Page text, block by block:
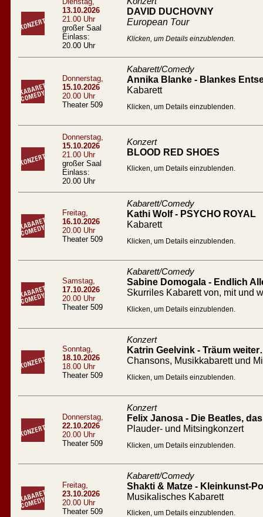
13.10.2026
21.00 Uhr
großer Saal
Einlass:
20.00 Uhr
DAVID DUCHOVNY
European Tour
Klicken, um Details einzublenden.
Donnerstag,
15.10.2026
20.00 Uhr
Theater 509
Kabarett/Comedy
Annika Blanke - Blankes
Kabarett
Klicken, um Details einzublenden.
Donnerstag,
15.10.2026
21.00 Uhr
großer Saal
Einlass:
20.00 Uhr
Konzert
BLOOD RED SHOES
Klicken, um Details einzublenden.
Freitag,
16.10.2026
20.00 Uhr
Theater 509
Kabarett/Comedy
Kathi Wolf - PSYCHO ROYAL
Kabarett
Klicken, um Details einzublenden.
Samstag,
17.10.2026
20.00 Uhr
Theater 509
Kabarett/Comedy
Sabine Domogala - Endlich
Skurriles Kabarett von, mit und
Klicken, um Details einzublenden.
Sonntag,
18.10.2026
18.00 Uhr
Theater 509
Konzert
Katrin Geelvink - Träum
Chansons, Musikkabarett und
Klicken, um Details einzublenden.
Donnerstag,
22.10.2026
20.00 Uhr
Theater 509
Konzert
Felix Janosa - Die Beatles,
Plauder- und Mitsingkonzert
Klicken, um Details einzublenden.
Freitag,
23.10.2026
20.00 Uhr
Theater 509
Kabarett/Comedy
Shakti & Matze - Kleinkunst-
Musikalisches Kabarett
Klicken, um Details einzublenden.